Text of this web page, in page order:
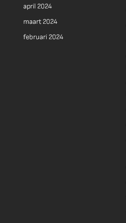
april 2024
maart 2024
februari 2024